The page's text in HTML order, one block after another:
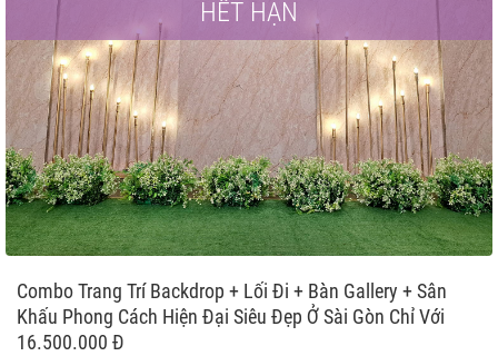
HẾT HẠN
Combo Trang Trí Backdrop + Lối Đi + Bàn Gallery + Sân
Khấu Phong Cách Hiện Đại Siêu Đẹp Ở Sài Gòn Chỉ Với
16.500.000 Đ